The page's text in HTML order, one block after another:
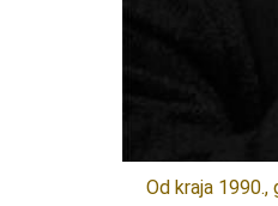
Od kraja 1990.,